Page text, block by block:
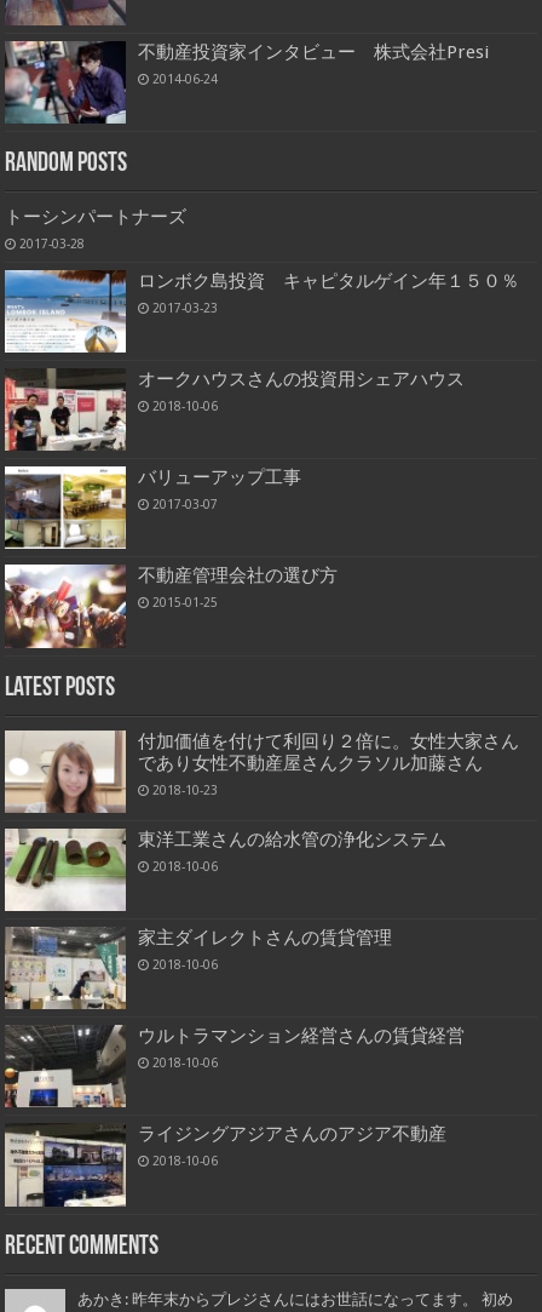
不動産投資家インタビュー 株式会社Presi
2014-06-24
Random Posts
トーシンパートナーズ
2017-03-28
ロンボク島投資 キャピタルゲイン年１５０％
2017-03-23
オークハウスさんの投資用シェアハウス
2018-10-06
バリューアップ工事
2017-03-07
不動産管理会社の選び方
2015-01-25
Latest Posts
付加価値を付けて利回り２倍に。女性大家さん
であり女性不動産屋さんクラソル加藤さん
2018-10-23
東洋工業さんの給水管の浄化システム
2018-10-06
家主ダイレクトさんの賃貸管理
2018-10-06
ウルトラマンション経営さんの賃貸経営
2018-10-06
ライジングアジアさんのアジア不動産
2018-10-06
Recent Comments
あかき: 昨年末からプレジさんにはお世話になってます。 初め